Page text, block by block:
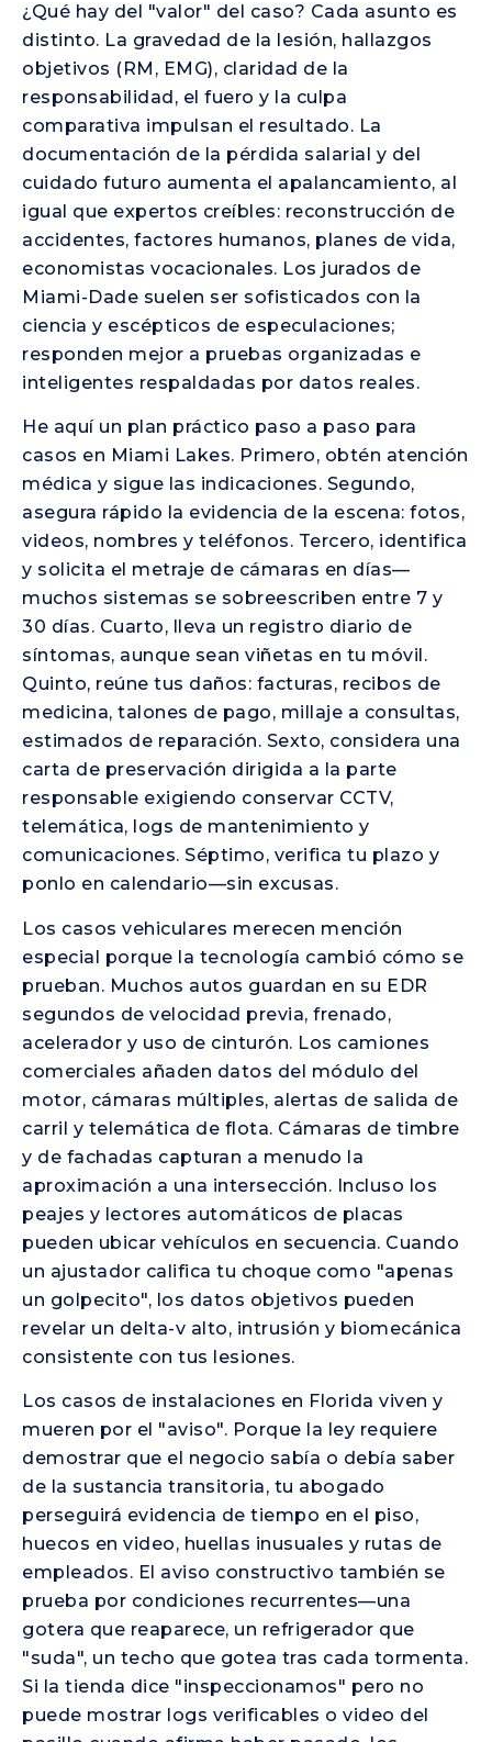
¿Qué hay del "valor" del caso? Cada asunto es
distinto. La gravedad de la lesión, hallazgos
objetivos (RM, EMG), claridad de la
responsabilidad, el fuero y la culpa
comparativa impulsan el resultado. La
documentación de la pérdida salarial y del
cuidado futuro aumenta el apalancamiento, al
igual que expertos creíbles: reconstrucción de
accidentes, factores humanos, planes de vida,
economistas vocacionales. Los jurados de
Miami-Dade suelen ser sofisticados con la
ciencia y escépticos de especulaciones;
responden mejor a pruebas organizadas e
inteligentes respaldadas por datos reales.
He aquí un plan práctico paso a paso para
casos en Miami Lakes. Primero, obtén atención
médica y sigue las indicaciones. Segundo,
asegura rápido la evidencia de la escena: fotos,
videos, nombres y teléfonos. Tercero, identifica
y solicita el metraje de cámaras en días—
muchos sistemas se sobreescriben entre 7 y
30 días. Cuarto, lleva un registro diario de
síntomas, aunque sean viñetas en tu móvil.
Quinto, reúne tus daños: facturas, recibos de
medicina, talones de pago, millaje a consultas,
estimados de reparación. Sexto, considera una
carta de preservación dirigida a la parte
responsable exigiendo conservar CCTV,
telemática, logs de mantenimiento y
comunicaciones. Séptimo, verifica tu plazo y
ponlo en calendario—sin excusas.
Los casos vehiculares merecen mención
especial porque la tecnología cambió cómo se
prueban. Muchos autos guardan en su EDR
segundos de velocidad previa, frenado,
acelerador y uso de cinturón. Los camiones
comerciales añaden datos del módulo del
motor, cámaras múltiples, alertas de salida de
carril y telemática de flota. Cámaras de timbre
y de fachadas capturan a menudo la
aproximación a una intersección. Incluso los
peajes y lectores automáticos de placas
pueden ubicar vehículos en secuencia. Cuando
un ajustador califica tu choque como "apenas
un golpecito", los datos objetivos pueden
revelar un delta-v alto, intrusión y biomecánica
consistente con tus lesiones.
Los casos de instalaciones en Florida viven y
mueren por el "aviso". Porque la ley requiere
demostrar que el negocio sabía o debía saber
de la sustancia transitoria, tu abogado
perseguirá evidencia de tiempo en el piso,
huecos en video, huellas inusuales y rutas de
empleados. El aviso constructivo también se
prueba por condiciones recurrentes—una
gotera que reaparece, un refrigerador que
"suda", un techo que gotea tras cada tormenta.
Si la tienda dice "inspeccionamos" pero no
puede mostrar logs verificables o video del